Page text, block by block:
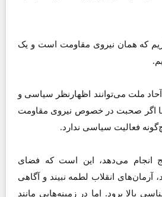
که همان نیروی مقاومت است و یک
ملت می‌توانند اظهارنظر سیاسی و
اگر صحبت در خصوص نیروی مقاومت
فعالیت سیاسی ندارد.
انجام می‌دهد، این است که فضای
آرمان‌های انقلاب لطمه نبیند و آگاهی
بالا برود. اما در زمینه‌هایی مانند